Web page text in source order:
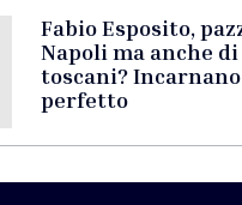
Fabio Esposito,
Napoli ma anche
toscani?
perfetto